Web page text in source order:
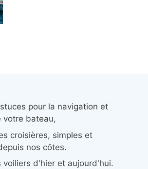
pour la navigation et
votre bateau,
croisières, simples et
nos côtes.
voiliers d'hier et aujourd'hui.